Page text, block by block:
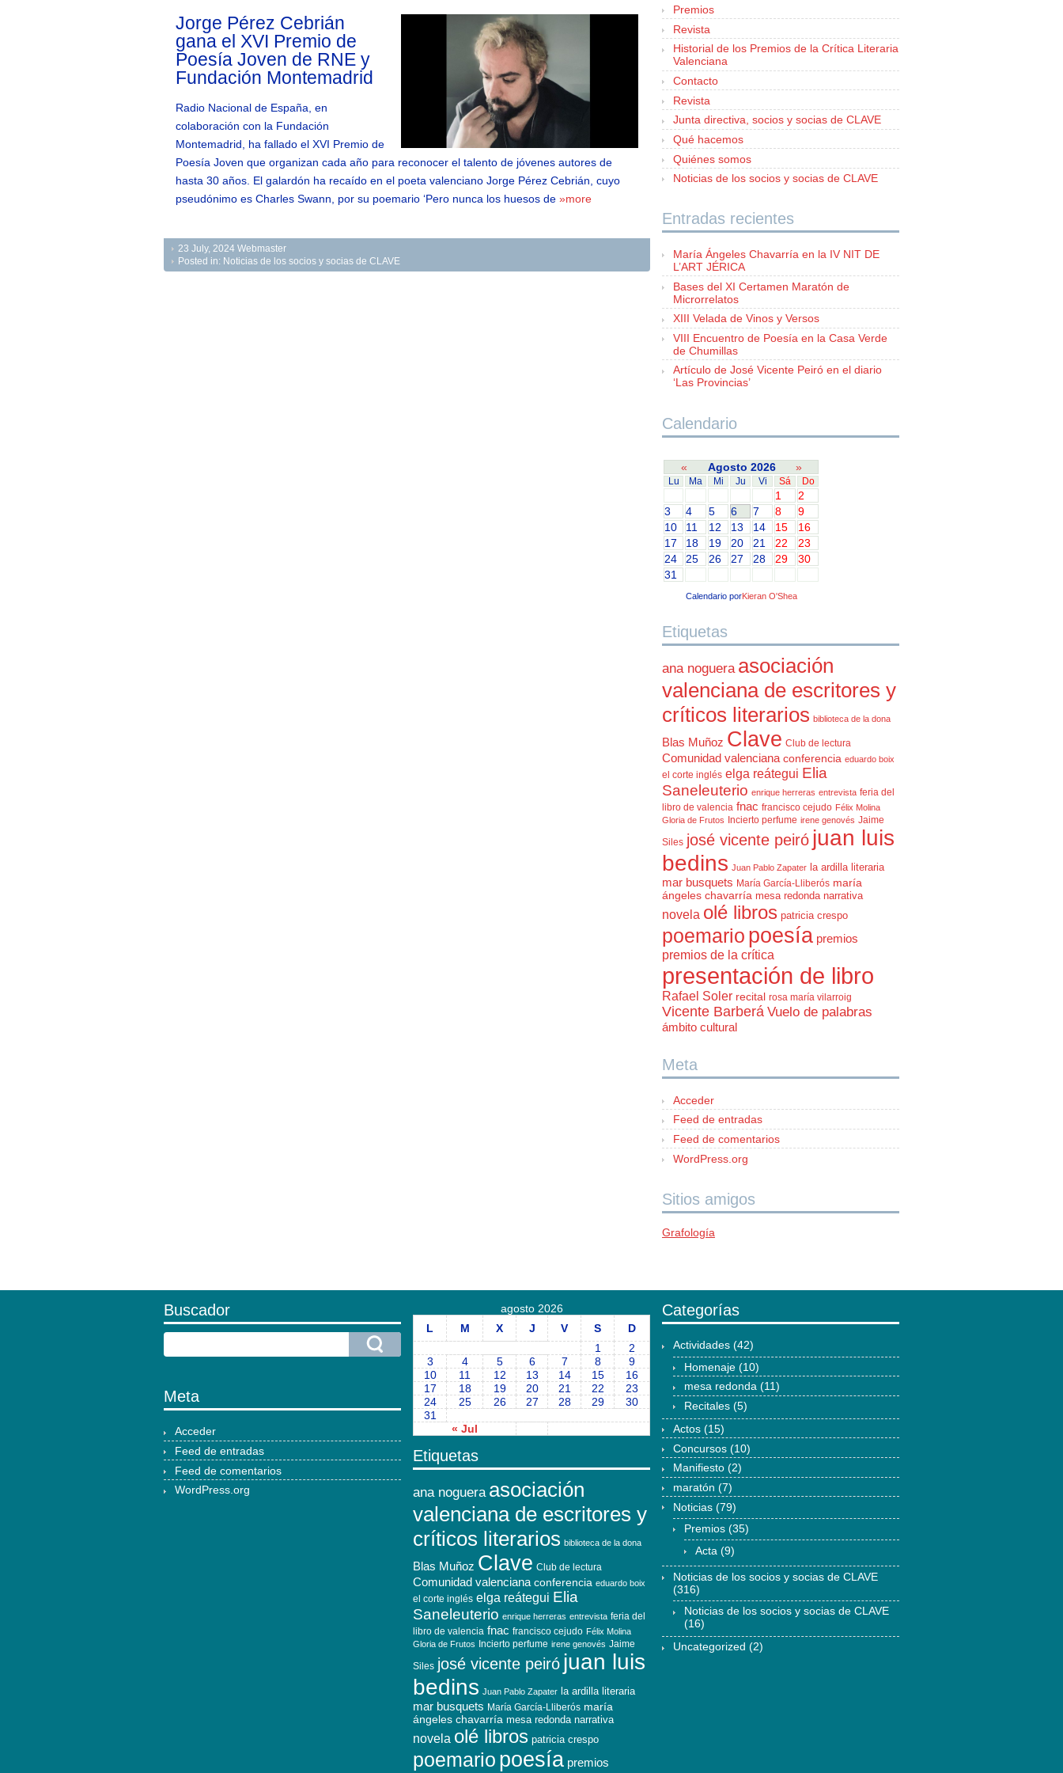
Jorge Pérez Cebrián
gana el XVI Premio de
Poesía Joven de RNE y
Fundación Montemadrid
Radio Nacional de España, en
colaboración con la Fundación
Montemadrid, ha fallado el XVI Premio de
Poesía Joven que organizan cada año para reconocer el talento de jóvenes autores de
hasta 30 años. El galardón ha recaído en el poeta valenciano Jorge Pérez Cebrián, cuyo
pseudónimo es Charles Swann, por su poemario ‘Pero nunca los huesos de »more
23 July, 2024 Webmaster
Posted in: Noticias de los socios y socias de CLAVE
Premios
Revista
Historial de los Premios de la Crítica Literaria
Valenciana
Contacto
Revista
Junta directiva, socios y socias de CLAVE
Qué hacemos
Quiénes somos
Noticias de los socios y socias de CLAVE
Entradas recientes
María Ángeles Chavarría en la IV NIT DE
L’ART JÉRICA
Bases del XI Certamen Maratón de
Microrrelatos
XIII Velada de Vinos y Versos
VIII Encuentro de Poesía en la Casa Verde
de Chumillas
Artículo de José Vicente Peiró en el diario
‘Las Provincias’
Calendario
« Agosto 2026 »
Lu Ma Mi Ju Vi Sá Do
1
2
3
4 5 6 7 8
9
10
11 12 13 14 15
16
17
18 19 20 21 22
23
24
25 26 27 28 29
30
31
Calendario porKieran O'Shea
Etiquetas
ana noguera asociación
valenciana de escritores y
críticos literarios biblioteca de la dona
Blas Muñoz Clave Club de lectura
Comunidad valenciana conferencia eduardo boix
el corte inglés elga reátegui Elia
Saneleuterio enrique herreras entrevista feria del
libro de valencia fnac francisco cejudo Félix Molina
Gloria de Frutos
Incierto perfume irene genovés Jaime
Siles josé vicente peiró juan luis
bedins Juan Pablo Zapater la ardilla literaria
mar busquets María García-Lliberós maría
ángeles chavarría mesa redonda narrativa
novela olé libros patricia crespo
poemario poesía premios
premios de la crítica
presentación de libro
Rafael Soler recital rosa maría vilarroig
Vicente Barberá Vuelo de palabras
ámbito cultural
Meta
Acceder
Feed de entradas
Feed de comentarios
WordPress.org
Sitios amigos
Grafología
Buscador
agosto 2026
L
M X J V S D
« Jul
1
2
3
4 5 6 7 8
9
10
11 12 13 14 15
16
17
18 19 20 21 22
23
24
25 26 27 28 29
30
31
Categorías
Actividades (42)
Homenaje (10)
mesa redonda (11)
Recitales (5)
Actos (15)
Concursos (10)
Manifiesto (2)
maratón (7)
Noticias (79)
Premios (35)
Acta (9)
Noticias de los socios y socias de CLAVE
(316)
Noticias de los socios y socias de CLAVE
(16)
Uncategorized (2)
Meta
Acceder
Feed de entradas
Feed de comentarios
WordPress.org
Etiquetas
ana noguera asociación
valenciana de escritores y
críticos literarios biblioteca de la dona
Blas Muñoz Clave Club de lectura
Comunidad valenciana conferencia eduardo boix
el corte inglés elga reátegui Elia
Saneleuterio enrique herreras entrevista feria del
libro de valencia fnac francisco cejudo Félix Molina
Gloria de Frutos Incierto perfume irene genovés Jaime
Siles josé vicente peiró juan luis
bedins Juan Pablo Zapater la ardilla literaria
mar busquets María García-Lliberós maría
ángeles chavarría mesa redonda narrativa
novela olé libros patricia crespo
poemario poesía premios